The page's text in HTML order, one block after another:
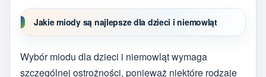
Jakie miody są najlepsze dla dzieci i niemowląt
Wybór miodu dla dzieci i niemowląt wymaga
szczególnej ostrożności, ponieważ niektóre rodzaje